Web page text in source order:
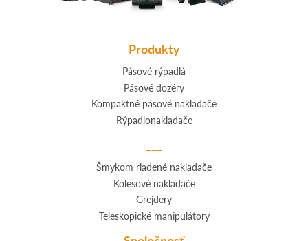
Produkty
Pásové rýpadlá
Pásové dozéry
Kompaktné pásové nakladače
Rýpadlonakladače
Šmykom riadené nakladače
Kolesové nakladače
Grejdery
Teleskopické manipulátory